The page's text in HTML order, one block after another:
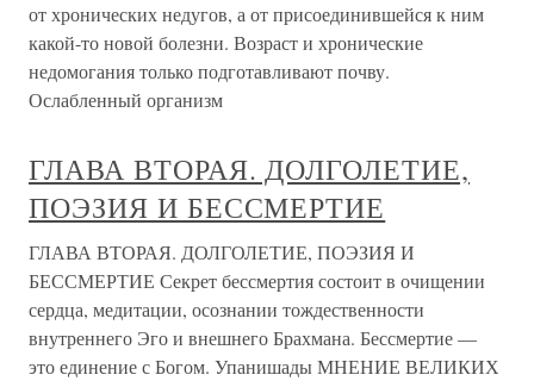
от хронических недугов, а от присоединившейся к ним
какой-то новой болезни. Возраст и хронические
недомогания только подготавливают почву.
Ослабленный организм
ГЛАВА ВТОРАЯ. ДОЛГОЛЕТИЕ,
ПОЭЗИЯ И БЕССМЕРТИЕ
ГЛАВА ВТОРАЯ. ДОЛГОЛЕТИЕ, ПОЭЗИЯ И
БЕССМЕРТИЕ Секрет бессмертия состоит в очищении
сердца, медитации, осознании тождественности
внутреннего Эго и внешнего Брахмана. Бессмертие —
это единение с Богом. Упанишады МНЕНИЕ ВЕЛИКИХ